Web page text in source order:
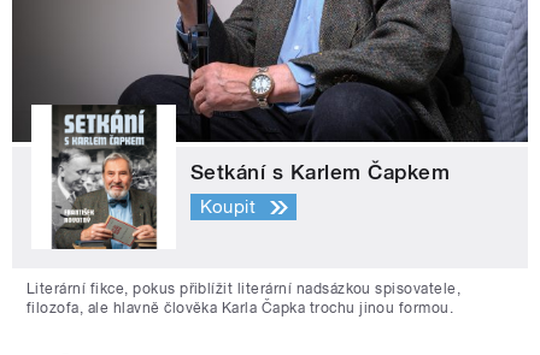
Setkání s Karlem Čapkem
Koupit
Literární fikce, pokus přiblížit literární nadsázkou spisovatele,
filozofa, ale hlavně člověka Karla Čapka trochu jinou formou.